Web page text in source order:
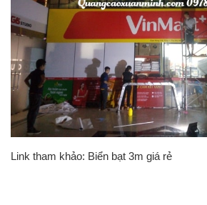
Link tham khảo: Biển bạt 3m giá rẻ